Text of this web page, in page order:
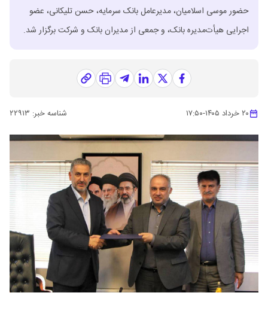
حضور موسی اسلامیان، مدیرعامل بانک سرمایه، حسن تلیکانی، عضو
اجرایی هیأت‌مدیره بانک، و جمعی از مدیران بانک و شرکت برگزار شد.
۲۰ خرداد ۱۴۰۵ -۱۷:۵۰ شناسه خبر: ۲۲۹۱۳